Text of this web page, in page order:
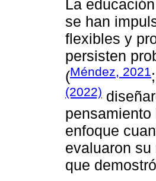
La
se han
flexibles y
persisten
(Méndez, 2021;
(2022)
enfoque
evaluaron
que